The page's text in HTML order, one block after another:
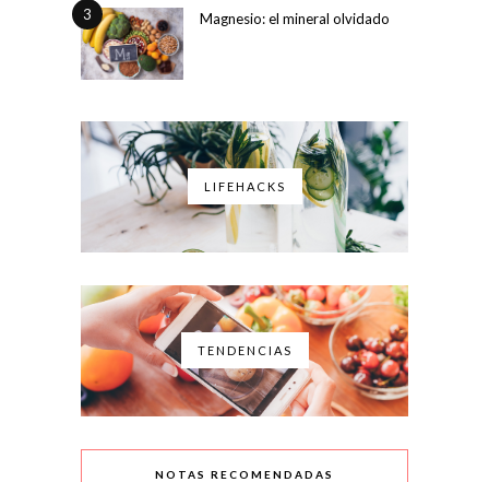
3 Magnesio: el mineral olvidado
LIFEHACKS
TENDENCIAS
NOTAS RECOMENDADAS